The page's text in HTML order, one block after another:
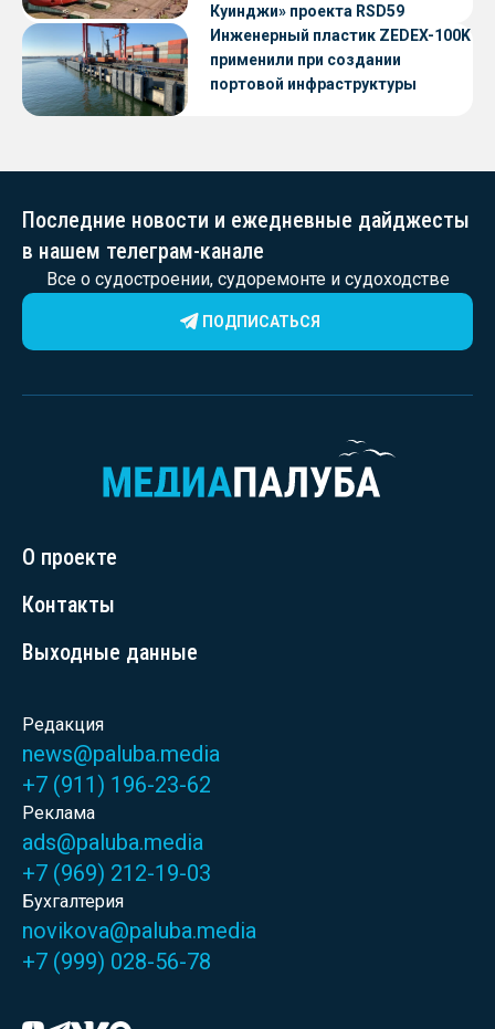
Куинджи» проекта RSD59
Инженерный пластик ZEDEX-100K
применили при создании
портовой инфраструктуры
Последние новости и ежедневные дайджесты
в нашем телеграм-канале
Все о судостроении, судоремонте и судоходстве
ПОДПИСАТЬСЯ
О проекте
Контакты
Выходные данные
Редакция
news@paluba.media
+7 (911) 196-23-62
Реклама
ads@paluba.media
+7 (969) 212-19-03
Бухгалтерия
novikova@paluba.media
+7 (999) 028-56-78